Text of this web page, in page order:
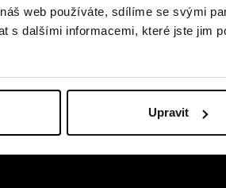
web používáte, sdílíme se svými
s dalšími informacemi, které jste jim
Upravit